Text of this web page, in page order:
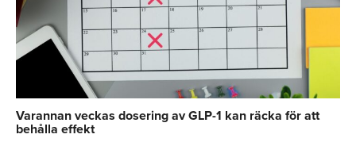
Varannan veckas dosering av GLP-1 kan räcka för att
behålla effekt